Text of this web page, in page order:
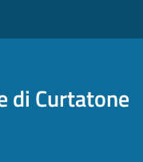
di Curtatone